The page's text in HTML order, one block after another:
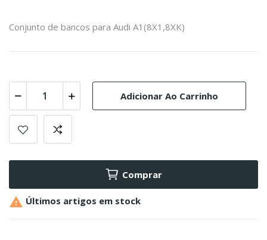
Conjunto de bancos para Audi A1(8X1,8XK)
Adicionar Ao Carrinho
Comprar
 Últimos artigos em stock